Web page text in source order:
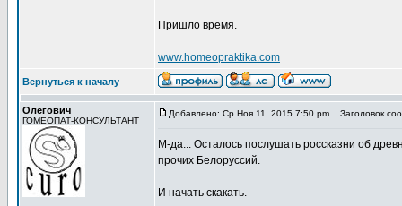
Пришло время.
www.homeopraktika.com
Вернуться к началу
Олегович
ГОМЕОПАТ-КОНСУЛЬТАНТ
Добавлено: Ср Ноя 11, 2015 7:50 pm Заголовок
М-да... Осталось послушать россказни об
прочих Белоруссий.
И начать скакать.